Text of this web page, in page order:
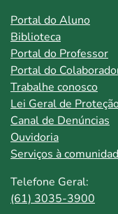
Portal do Aluno
Biblioteca
Portal do Professor
Portal do
Trabalhe conosco
Lei Geral de
Canal de Denúncias
Ouvidoria
Serviços à
Telefone Geral:
(61) 3035-3900